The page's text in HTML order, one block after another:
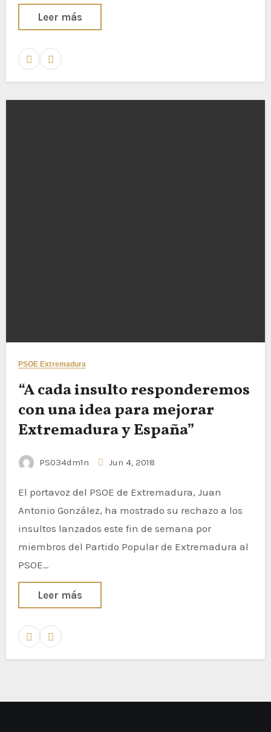
Leer más
PSOE Extremadura
“A cada insulto responderemos
con una idea para mejorar
Extremadura y España”
PS034dm1n Jun 4, 2018
El portavoz del PSOE de Extremadura, Juan
Antonio González, ha mostrado su rechazo a los
insultos lanzados este fin de semana por
miembros del Partido Popular de Extremadura al
PSOE…
Leer más